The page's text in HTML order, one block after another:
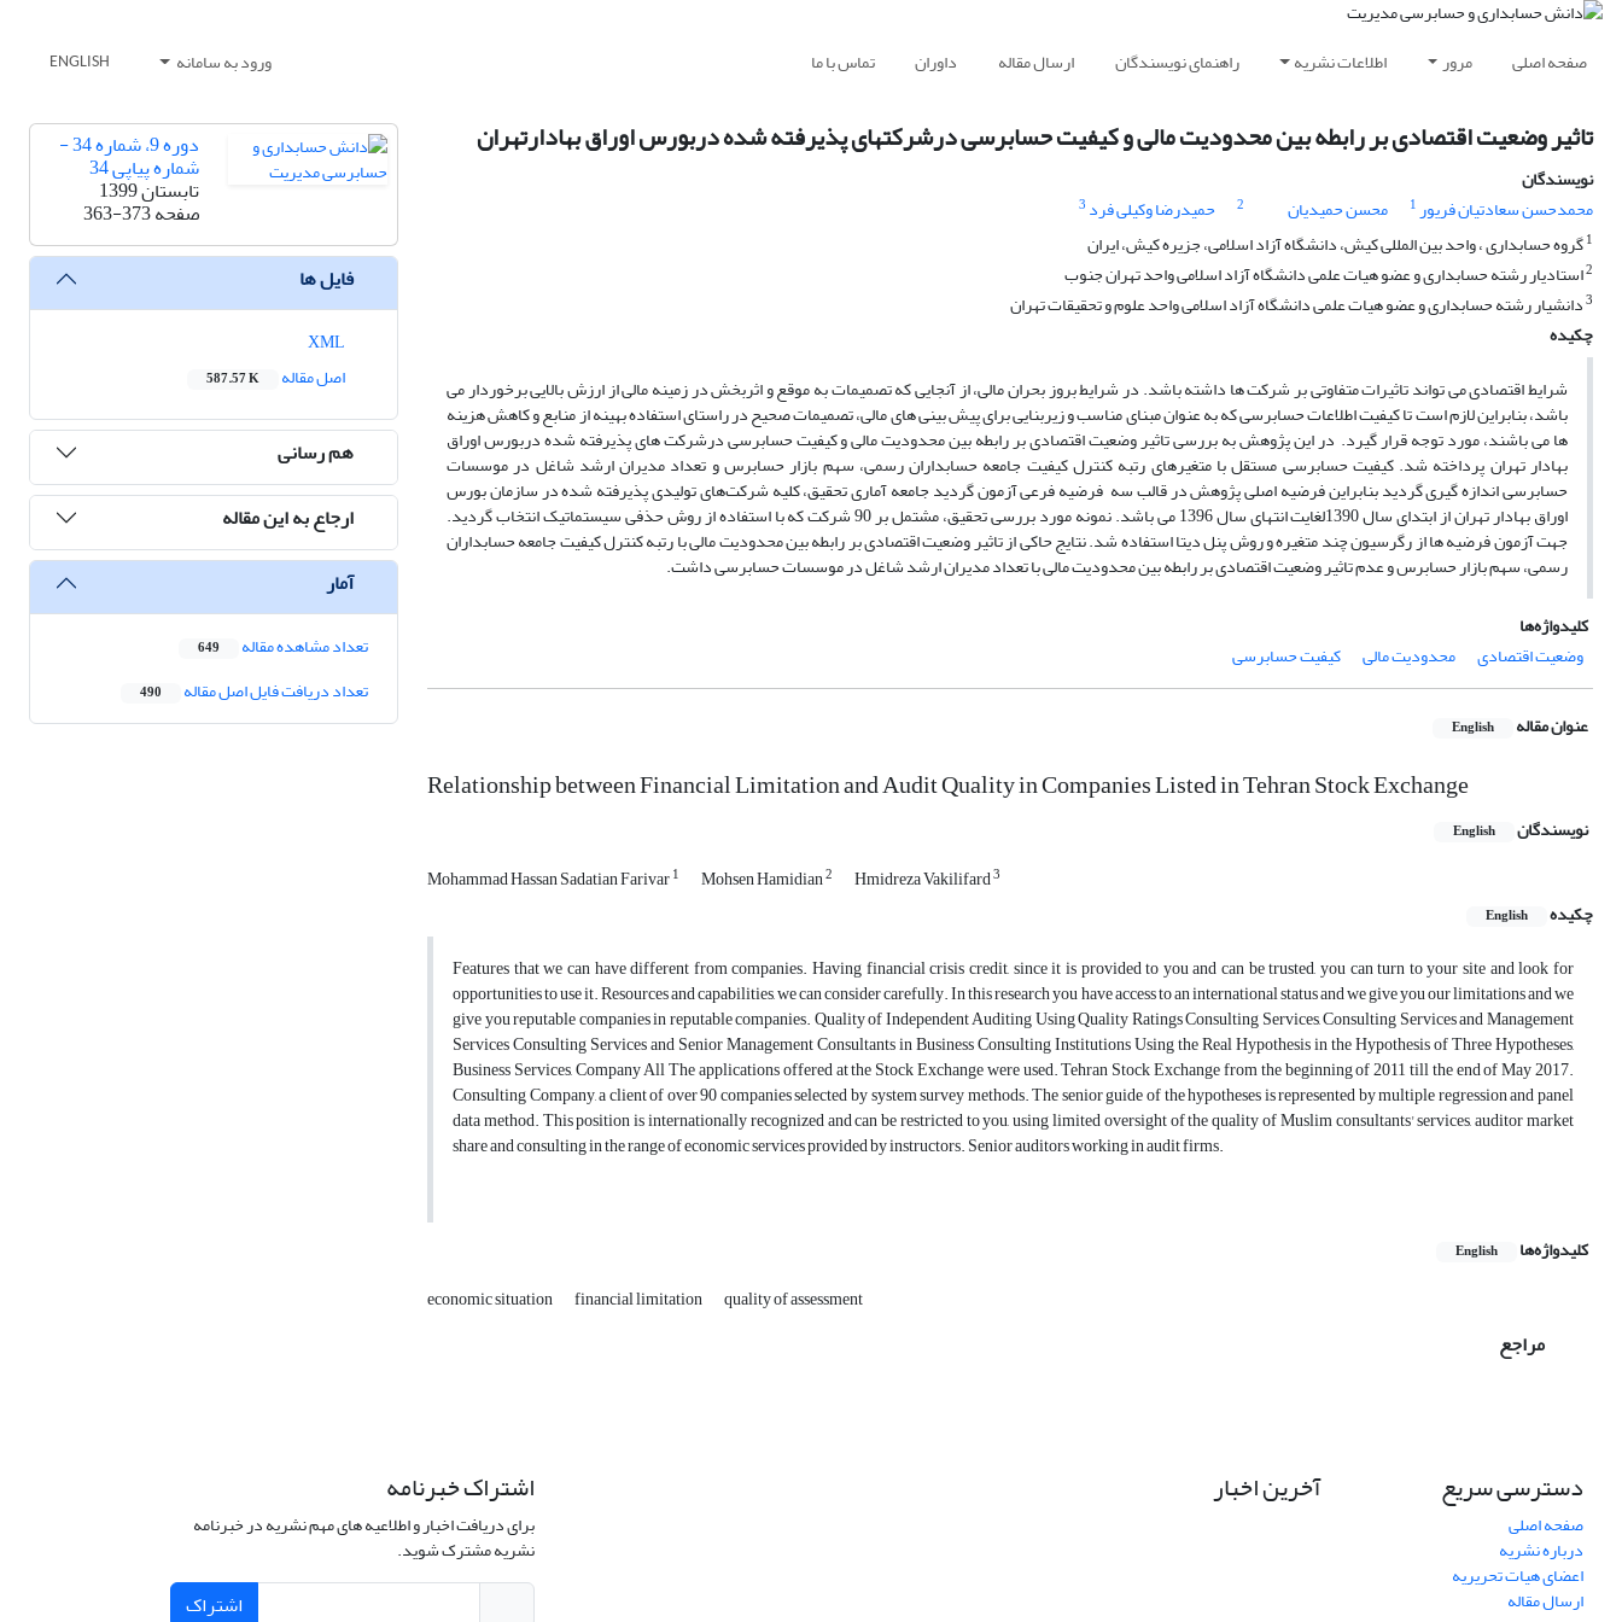
صفحه اصلی مرور اطلاعات نشریه راهنمای نویسندگان ارسال مقاله داوران تماس با ما ورود به سامانه ENGLISH
تاثیر وضعیت اقتصادی بر رابطه بین محدودیت مالی و کیفیت حسابرسی درشرکتهای پذیرفته شده دربورس اوراق بهادارتهران
نویسندگان
محمدحسن سعادتیان فریور1 محسن حمیدیان 2 حمیدرضا وکیلی فرد 3
1گروه حسابداری ، واحد بین المللی کیش، دانشگاه آزاد اسلامی، جزیره کیش، ایران
2استادیار رشته حسابداری و عضو هیات علمی دانشگاه آزاد اسلامی واحد تهران جنوب
3دانشیار رشته حسابداری و عضو هیات علمی دانشگاه آزاد اسلامی واحد علوم و تحقیقات تهران
چکیده
شرایط اقتصادی می تواند تاثیرات متفاوتی بر شرکت ها داشته باشد. در شرایط بروز بحران مالی، از آنجایی که تصمیمات به موقع و اثربخش در زمینه مالی از ارزش بالایی برخوردار می
باشد، بنابراین لازم است تا کیفیت اطلاعات حسابرسی که به عنوان مبنای مناسب و زیربنایی برای پیش بینی های مالی، تصمیمات صحیح در راستای استفاده بهینه از منابع و کاهش هزینه
ها می باشند، مورد توجه قرار گیرد. در این پژوهش به بررسی تاثیر وضعیت اقتصادی بر رابطه بین محدودیت مالی و کیفیت حسابرسی درشرکت های پذیرفته شده دربورس اوراق
بهادار تهران پرداخته شد. کیفیت حسابرسی مستقل با متغیرهای رتبه کنترل کیفیت جامعه حسابداران رسمی، سهم بازار حسابرس و تعداد مدیران ارشد شاغل در موسسات
حسابرسی اندازه گیری گردید بنابراین فرضیه اصلی پژوهش در قالب سه فرضیه فرعی آزمون گردید جامعه آماری تحقیق، کلیه شرکت‌های تولیدی پذیرفته شده در سازمان بورس
اوراق بهادار تهران از ابتدای سال 1390لغایت انتهای سال 1396 می باشد. نمونه مورد بررسی تحقیق، مشتمل بر 90 شرکت که با استفاده از روش حذفی سیستماتیک انتخاب گردید.
جهت آزمون فرضیه ها از رگرسیون چند متغیره و روش پنل دیتا استفاده شد. نتایج حاکی از تاثیر وضعیت اقتصادی بر رابطه بین محدودیت مالی با رتبه کنترل کیفیت جامعه حسابداران
رسمی، سهم بازار حسابرس و عدم تاثیر وضعیت اقتصادی بر رابطه بین محدودیت مالی با تعداد مدیران ارشد شاغل در موسسات حسابرسی داشت.
کلیدواژه‌ها
وضعیت اقتصادی
محدودیت مالی کیفیت حسابرسی
عنوان مقاله English
Relationship between Financial Limitation and Audit Quality in Companies Listed in Tehran Stock Exchange
نویسندگان English
Mohammad Hassan Sadatian Farivar1 Mohsen Hamidian2 Hmidreza Vakilifard3
چکیده English
Features that we can have different from companies. Having financial crisis credit, since it is provided to you and can be trusted, you can turn to your site and look for
opportunities to use it. Resources and capabilities, we can consider carefully. In this research you have access to an international status and we give you our limitations and we
give you reputable companies in reputable companies. Quality of Independent Auditing Using Quality Ratings Consulting Services, Consulting Services and Management
Services Consulting Services and Senior Management Consultants in Business Consulting Institutions Using the Real Hypothesis in the Hypothesis of Three Hypotheses,
Business Services, Company All The applications offered at the Stock Exchange were used. Tehran Stock Exchange from the beginning of 2011 till the end of May 2017.
Consulting Company, a client of over 90 companies selected by system survey methods. The senior guide of the hypotheses is represented by multiple regression and panel
data method. This position is internationally recognized and can be restricted to you, using limited oversight of the quality of Muslim consultants' services, auditor market
share and consulting in the range of economic services provided by instructors. Senior auditors working in audit firms.
کلیدواژه‌ها English
economic situation financial limitation quality of assessment
مراجع
دوره 9، شماره 34 -
شماره پیاپی 34
تابستان 1399
صفحه363-373
فایل ها
اصل مقاله
587.57 K
هم رسانی
ارجاع به این مقاله
آمار
تعداد مشاهده مقاله 649
تعداد دریافت فایل اصل مقاله 490
دسترسی سریع
صفحه اصلی
درباره نشریه
اعضای هیات تحریریه
ارسال مقاله
آخرین اخبار اشتراک خبرنامه
برای دریافت اخبار و اطلاعیه های مهم نشریه در خبرنامه
نشریه مشترک شوید.
اشتراک